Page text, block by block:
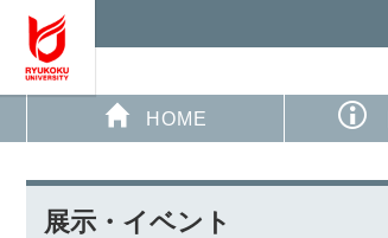
HOME
展示・イベント